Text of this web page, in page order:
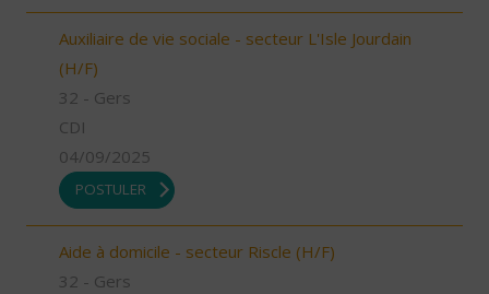
Auxiliaire de vie sociale - secteur L'Isle Jourdain
(H/F)
32 - Gers
CDI
04/09/2025
POSTULER
Aide à domicile - secteur Riscle (H/F)
32 - Gers